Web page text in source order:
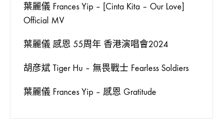
葉麗儀 Frances Yip – [Cinta Kita – Our Love]
Official MV
葉麗儀 感恩 55周年 香港演唱會2024
胡彦斌 Tiger Hu – 無畏戰士 Fearless Soldiers
葉麗儀 Frances Yip – 感恩 Gratitude